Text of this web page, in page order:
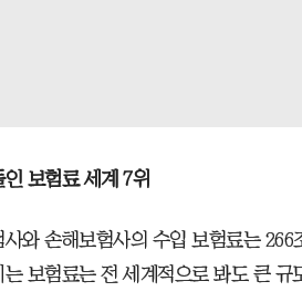
보험료 세계 7위
와 손해보험사의 수입 보험료는
보험료는 전 세계적으로 봐도 큰 규